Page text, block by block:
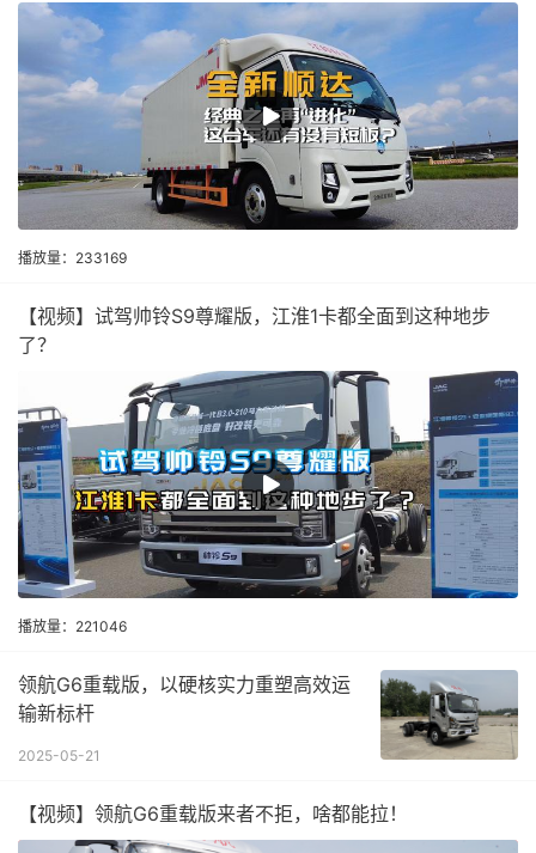
播放量：233169
【视频】试驾帅铃S9尊耀版，江淮1卡都全面到这种地步
了？
播放量：221046
领航G6重载版，以硬核实力重塑高效运
输新标杆
2025-05-21
【视频】领航G6重载版来者不拒，啥都能拉！